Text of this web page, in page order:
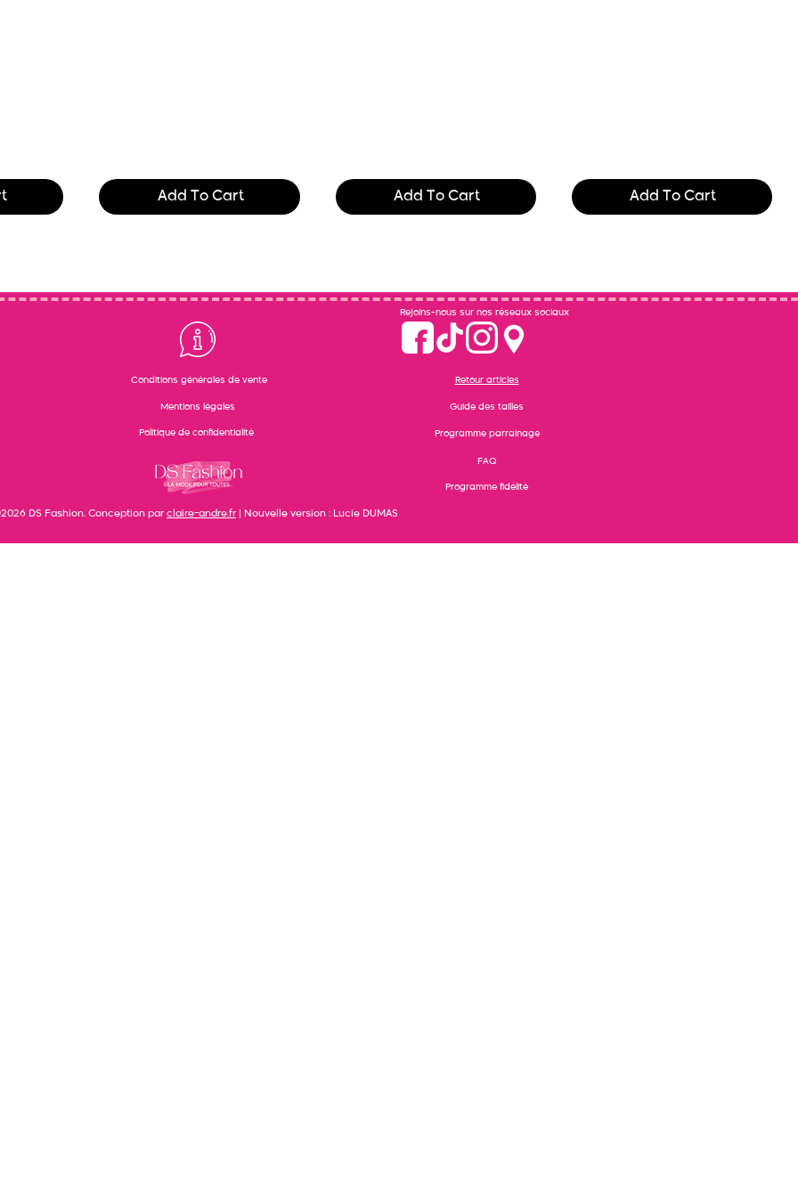
Add To Cart Add To Cart Add To Cart
Rejoins-nous sur nos réseaux sociaux
Conditions générales de vente
Mentions légales
Politique de confidentialité
Retour articles
Guide des tailles
Programme parrainage
FAQ
Programme fidélité
DS Fashion. Conception par claire-andre.fr | Nouvelle version : Lucie DUMAS